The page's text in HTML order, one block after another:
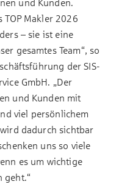
und Kunden.
TOP Makler 2026
– sie ist eine
gesamtes Team“, so
der SIS-
GmbH. „Der
und Kunden mit
viel persönlichem
dadurch sichtbar
uns so viele
es um wichtige
geht.“